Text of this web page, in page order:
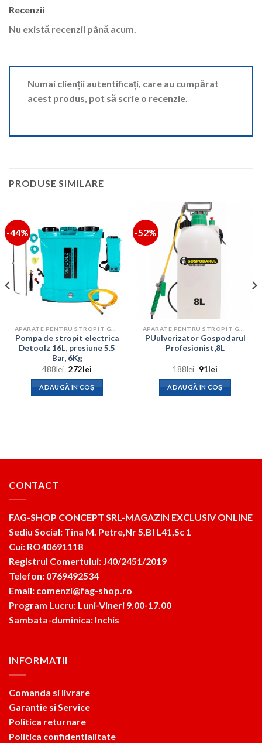
Recenzii
Nu există recenzii până acum.
Numai clienții autentificați, care au cumpărat
acest produs, pot să scrie o recenzie.
PRODUSE SIMILARE
-44%
Pompa de stropit electrica
Detoolz 16L, presiune 5.5
Bar, 6Kg
488lei Prețul
a
fost:
488lei.
272leiPrețul
este:
272lei.
ADAUGĂ ÎN COȘ
-52%
PUulverizator Gospodarul
Profesionist,8L
188lei Prețul
a
fost:
188lei.
91leiPrețul
este:
91lei.
ADAUGĂ ÎN COȘ
CONTACT
FAG-SHOP CONCEPT SRL-MAGAZIN EXCLUSIV ONLINE
Sediu Social: Tina M. Petre,Nr 5,Bl L41,Sc 1
Cui: RO40691118
Registrul Comertului: J40/2451/2019
Telefon: 0769492534
Email: comenzi@fag-shop.ro
Program Lucru: Luni-Vineri 9.00-17.00
Sambata-duminica: Inchis
INFORMATII
Comanda si livrare
Garantie si Service
Politica returnare
Politica confidentialitate